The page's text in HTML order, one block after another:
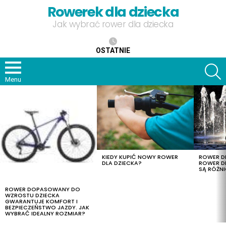
Rowerek dla dziecka
Jak wybrać rower dla dziecka
OSTATNIE
Menu
ROWER DOPASOWANY DO
WZROSTU DZIECKA
GWARANTUJE KOMFORT I
BEZPIECZEŃSTWO JAZDY. JAK
WYBRAĆ IDEALNY ROZMIAR?
KIEDY KUPIĆ NOWY ROWER
DLA DZIECKA?
ROWER
ROWER
SĄ